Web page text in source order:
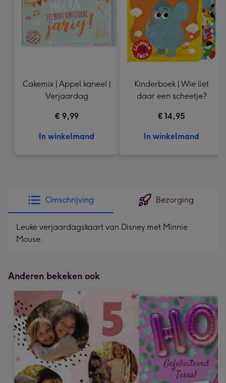
mm
Cakemix | Appel kaneel |
Verjaardag
€ 9,99
In winkelmand
Kinderboek | Wie liet
daar een scheetje?
€ 14,95
In winkelmand
Omschrijving Bezorging
Leuke verjaardagskaart van Disney met Minnie
Mouse.
Anderen bekeken ook